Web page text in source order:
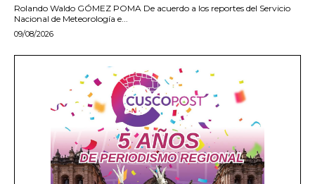
Rolando Waldo GÓMEZ POMA De acuerdo a los reportes del Servicio
Nacional de Meteorología e...
09/08/2026